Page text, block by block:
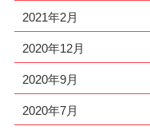
2021年2月
2020年12月
2020年9月
2020年7月